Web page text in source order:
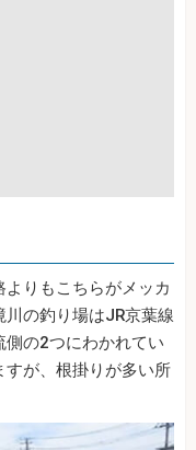
りもこちらがメッカ
の釣り場はJR京葉線
側の2つにわかれてい
が、根掛りが多い所